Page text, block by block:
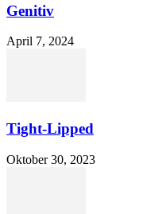
Genitiv
April 7, 2024
Tight-Lipped
Oktober 30, 2023